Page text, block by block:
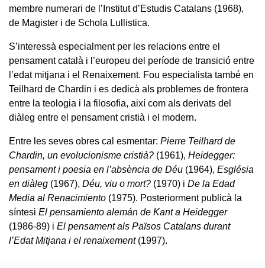
membre numerari de l’Institut d’Estudis Catalans (1968),
de Magister i de Schola Lullistica.
S’interessà especialment per les relacions entre el
pensament català i l’europeu del període de transició entre
l’edat mitjana i el Renaixement. Fou especialista també en
Teilhard de Chardin i es dedicà als problemes de frontera
entre la teologia i la filosofia, així com als derivats del
diàleg entre el pensament cristià i el modern.
Entre les seves obres cal esmentar: Pierre Teilhard de
Chardin, un evolucionisme cristià? (1961), Heidegger:
pensament i poesia en l’absència de Déu (1964), Església
en diàleg (1967), Déu, viu o mort? (1970) i De la Edad
Media al Renacimiento (1975). Posteriorment publicà la
síntesi El pensamiento alemán de Kant a Heidegger
(1986-89) i El pensament als Països Catalans durant
l’Edat Mitjana i el renaixement(1997).